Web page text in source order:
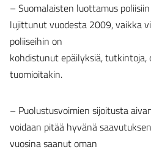
– Suomalaisten luottamus
lujittunut vuodesta 2009, vaikka
poliiseihin on
kohdistunut epäilyksiä, tutkintoja,
tuomioitakin.
– Puolustusvoimien sijoitusta
voidaan pitää hyvänä
vuosina saanut oman